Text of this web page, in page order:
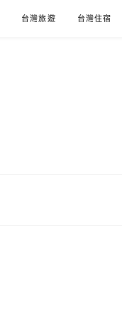
台灣旅遊 台灣住宿